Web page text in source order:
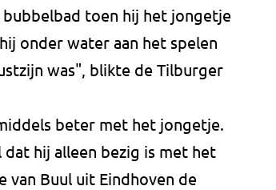
toen hij het jongetje
onder water aan het spelen
was", blikte de Tilburger
beter met het jongetje.
hij alleen bezig is met het
van Buul uit Eindhoven de